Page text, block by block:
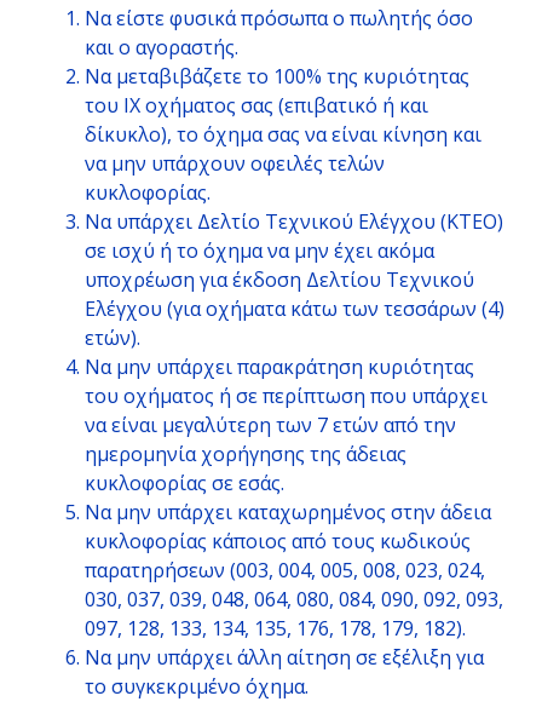
Να είστε φυσικά πρόσωπα ο πωλητής όσο
και ο αγοραστής.
Να μεταβιβάζετε το 100% της κυριότητας
του ΙΧ οχήματος σας (επιβατικό ή και
δίκυκλο), το όχημα σας να είναι κίνηση και
να μην υπάρχουν οφειλές τελών
κυκλοφορίας.
Να υπάρχει Δελτίο Τεχνικού Ελέγχου (ΚΤΕΟ)
σε ισχύ ή το όχημα να μην έχει ακόμα
υποχρέωση για έκδοση Δελτίου Τεχνικού
Ελέγχου (για οχήματα κάτω των τεσσάρων (4)
ετών).
Να μην υπάρχει παρακράτηση κυριότητας
του οχήματος ή σε περίπτωση που υπάρχει
να είναι μεγαλύτερη των 7 ετών από την
ημερομηνία χορήγησης της άδειας
κυκλοφορίας σε εσάς.
Να μην υπάρχει καταχωρημένος στην άδεια
κυκλοφορίας κάποιος από τους κωδικούς
παρατηρήσεων (003, 004, 005, 008, 023, 024,
030, 037, 039, 048, 064, 080, 084, 090, 092, 093,
097, 128, 133, 134, 135, 176, 178, 179, 182).
Να μην υπάρχει άλλη αίτηση σε εξέλιξη για
το συγκεκριμένο όχημα.